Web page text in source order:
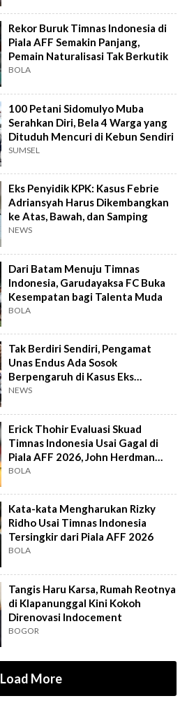
Rekor Buruk Timnas Indonesia di
Piala AFF Semakin Panjang,
Pemain Naturalisasi Tak Berkutik
BOLA
100 Petani Sidomulyo Muba
Serahkan Diri, Bela 4 Warga yang
Dituduh Mencuri di Kebun Sendiri
SUMSEL
Eks Penyidik KPK: Kasus Febrie
Adriansyah Harus Dikembangkan
ke Atas, Bawah, dan Samping
NEWS
Dari Batam Menuju Timnas
Indonesia, Garudayaksa FC Buka
Kesempatan bagi Talenta Muda
BOLA
Tak Berdiri Sendiri, Pengamat
Unas Endus Ada Sosok
Berpengaruh di Kasus Eks
Jampidsus
NEWS
Erick Thohir Evaluasi Skuad
Timnas Indonesia Usai Gagal di
Piala AFF 2026, John Herdman
Out?
BOLA
Kata-kata Mengharukan Rizky
Ridho Usai Timnas Indonesia
Tersingkir dari Piala AFF 2026
BOLA
Tangis Haru Karsa, Rumah Reotnya
di Klapanunggal Kini Kokoh
Direnovasi Indocement
BOGOR
Load More